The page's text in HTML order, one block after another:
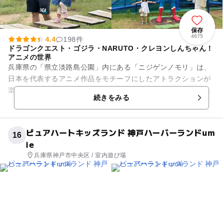
保存
4675
4.4
198件
ドラゴンクエスト・ゴジラ・NARUTO・クレヨンしんちゃん！
アニメの世界
兵庫県の「県立淡路島公園」内にある「ニジゲンノモリ」は、
日本を代表するアニメ作品をモチーフにしたアトラクションが
楽しめるテーマパークです。「クレヨンしんちゃんアドベンチ
ャーパーク」のジップライン...続きをみる
16
ピュアハートキッズランド 神戸ハーバーランドum
ie
兵庫県神戸市中央区 / 室内遊び場